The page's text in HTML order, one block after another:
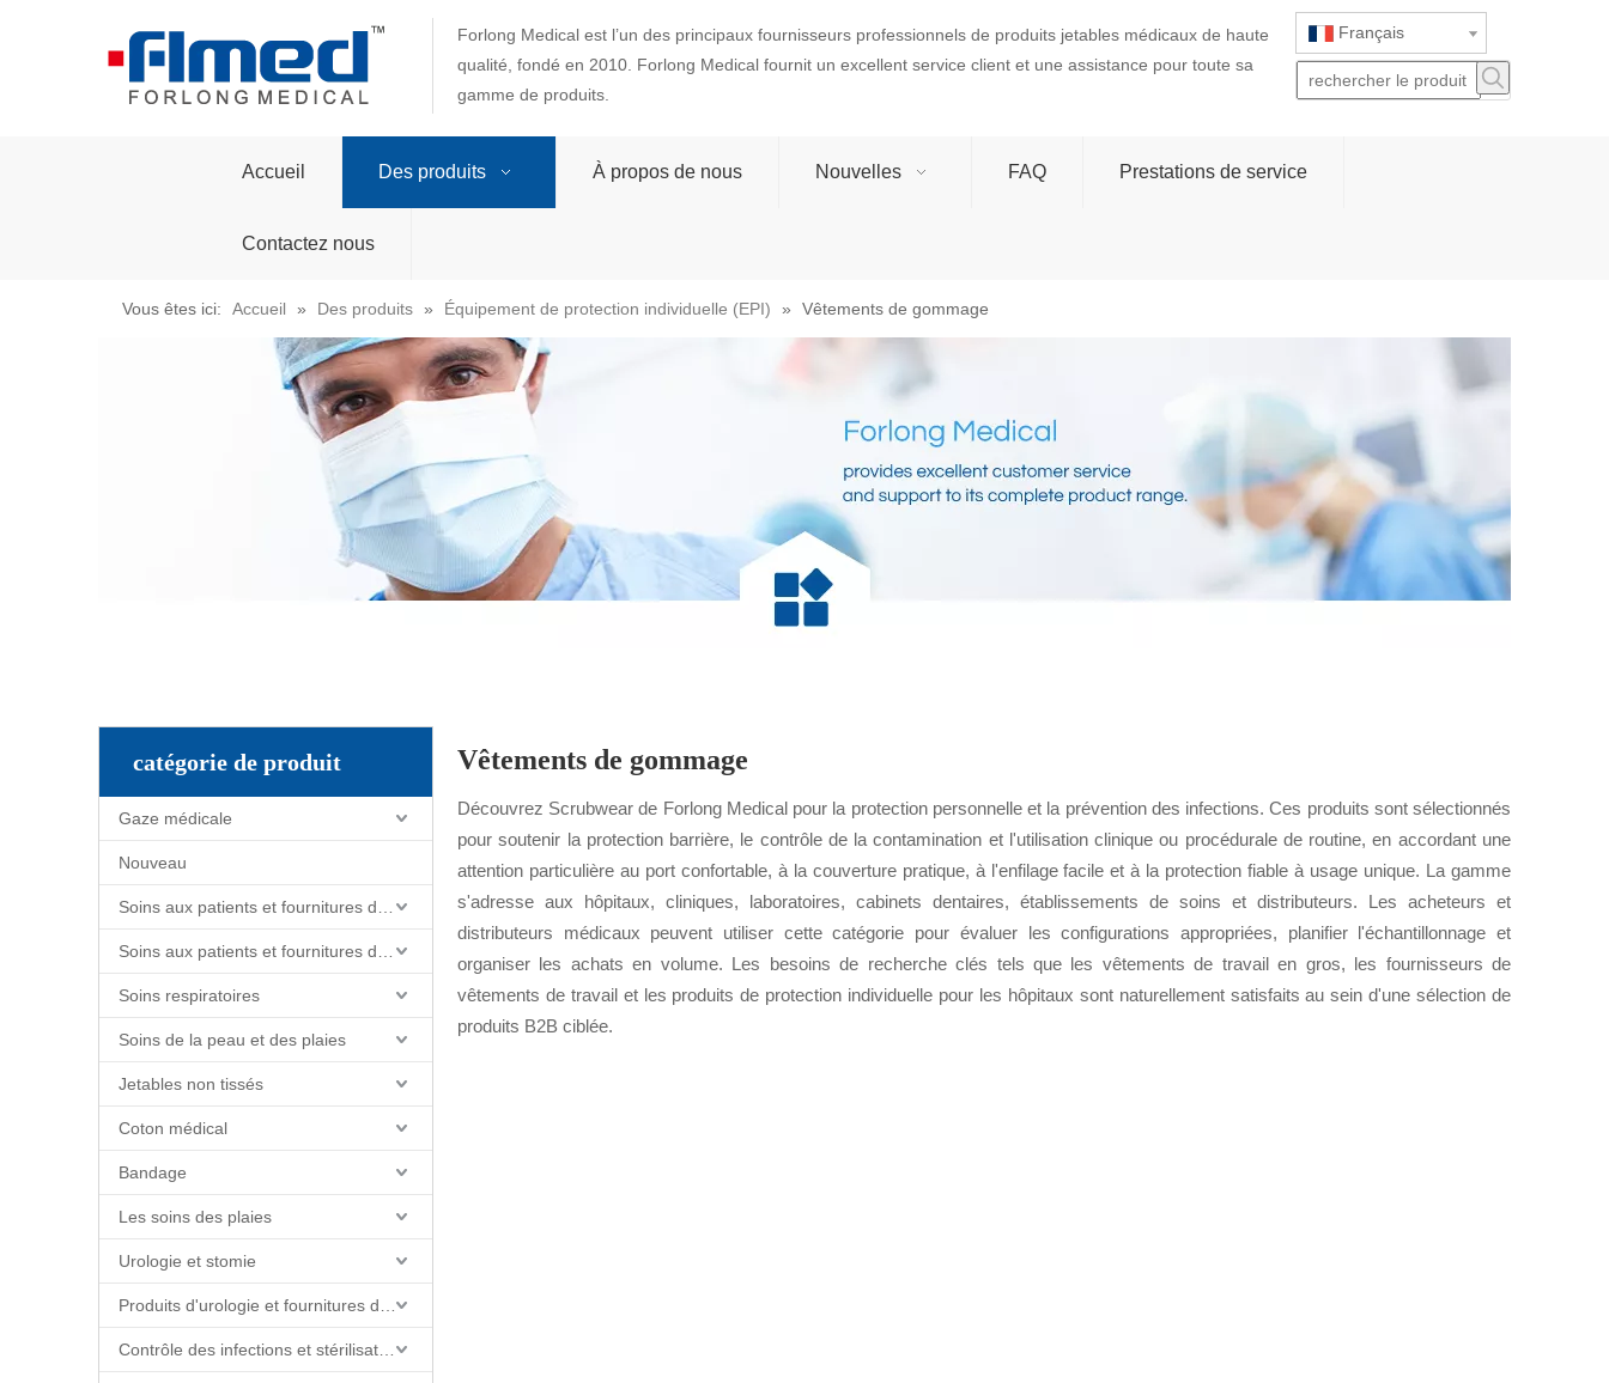
Forlong Medical est l’un des principaux fournisseurs professionnels de produits jetables médicaux de haute
qualité, fondé en 2010. Forlong Medical fournit un excellent service client et une assistance pour toute sa
gamme de produits.
Français
Accueil Des produits À propos de nous Nouvelles FAQ Prestations de service
Contactez nous
Vous êtes ici: Accueil » Des produits » Équipement de protection individuelle (EPI) » Vêtements de gommage
catégorie de produit
Gaze médicale
Nouveau
Soins respiratoires
Soins de la peau et des plaies
Jetables non tissés
Coton médical
Bandage
Les soins des plaies
Urologie et stomie
Vêtements de gommage
Découvrez Scrubwear de Forlong Medical pour la protection personnelle et la prévention des infections. Ces produits sont sélectionnés
pour soutenir la protection barrière, le contrôle de la contamination et l'utilisation clinique ou procédurale de routine, en accordant une
attention particulière au port confortable, à la couverture pratique, à l'enfilage facile et à la protection fiable à usage unique. La gamme
s'adresse aux hôpitaux, cliniques, laboratoires, cabinets dentaires, établissements de soins et distributeurs. Les acheteurs et
distributeurs médicaux peuvent utiliser cette catégorie pour évaluer les configurations appropriées, planifier l'échantillonnage et
organiser les achats en volume. Les besoins de recherche clés tels que les vêtements de travail en gros, les fournisseurs de
vêtements de travail et les produits de protection individuelle pour les hôpitaux sont naturellement satisfaits au sein d'une sélection de
produits B2B ciblée.